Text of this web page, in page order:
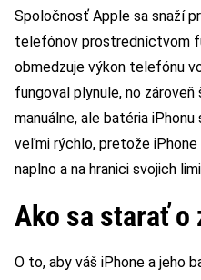
Spoločnosť Apple sa snaží
telefónov prostredníctvom
obmedzuje výkon telefónu
fungoval plynule, no
manuálne, ale batéria
veľmi rýchlo, pretože
naplno a na hranici svojich
Ako sa starať o
O to, aby váš iPhone a jeho